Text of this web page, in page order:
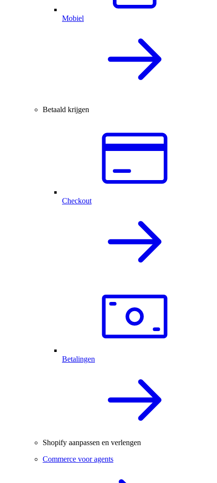
Mobiel
Betaald krijgen
Checkout
Betalingen
Shopify aanpassen en verlengen
Commerce voor agents